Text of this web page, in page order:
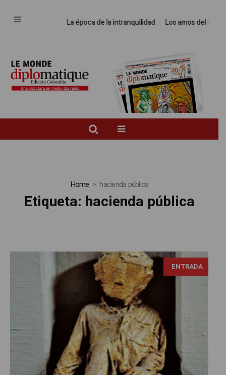
La época de la intranquilidad Los amos del mundo
Home hacienda pública
Etiqueta: hacienda pública
ENTRADA